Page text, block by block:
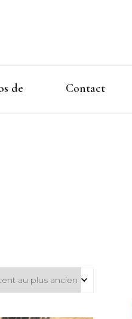
de Contact